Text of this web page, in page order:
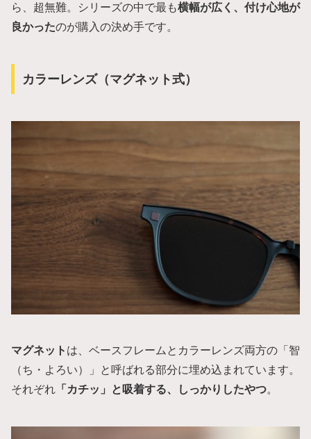
ら、超無難。シリーズの中で最も横幅が広く、付け心地が
良かったのが購入の決め手です。
カラーレンズ（マグネット式）
マグネット は、ベースフレームとカラーレンズ両方の「智
（ち・よろい）」と呼ばれる部分に埋め込まれています。
それぞれ 「カチッ」と吸着する、しっかりしたやつ。